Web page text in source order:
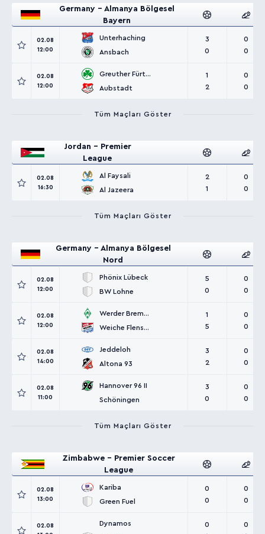
Germany - Almanya Bölgesel
Bayern
02.08
12:00
Unterhaching
Ansbach
3
0
0
0
02.08
12:00
Greuther Fürth II
Aubstadt
1
2
0
0
Tüm Maçları Göster
Jordan - Premier
League
02.08
16:30
Al Faysali
Al Jazeera
2
1
0
0
Tüm Maçları Göster
Germany - Almanya Bölgesel
Nord
02.08
12:00
Phönix Lübeck
BW Lohne
5
0
0
0
02.08
12:00
Werder Bremen II
Weiche Flensburg
1
5
0
0
02.08
14:00
Jeddeloh
Altona 93
3
2
0
0
02.08
11:00
Hannover 96 II
Schöningen
3
0
0
0
Tüm Maçları Göster
Zimbabwe - Premier Soccer
League
02.08
13:00
Kariba
Green Fuel
0
0
0
0
02.08
Dynamos
0
0